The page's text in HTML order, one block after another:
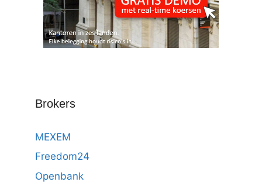
Brokers
MEXEM
Freedom24
Openbank